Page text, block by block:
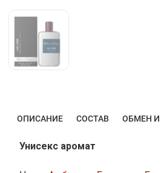
ОПИСАНИЕ СОСТАВ ОБМЕН И
Унисекс аромат